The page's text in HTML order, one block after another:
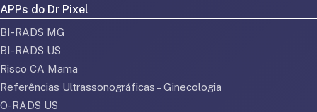
APPs do Dr Pixel
BI-RADS MG
BI-RADS US
Risco CA Mama
Referências Ultrassonográficas – Ginecologia
O-RADS US